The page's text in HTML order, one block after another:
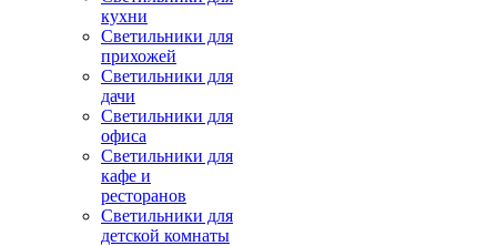
кухни
Светильники для
прихожей
Светильники для
дачи
Светильники для
офиса
Светильники для
кафе и
ресторанов
Светильники для
детской комнаты